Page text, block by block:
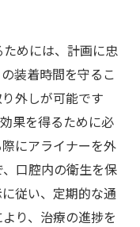
めには、計画に忠
装着時間を守るこ
外しが可能です
果を得るために必
にアライナーを外
口腔内の衛生を保
従い、定期的な通
り、治療の進捗を